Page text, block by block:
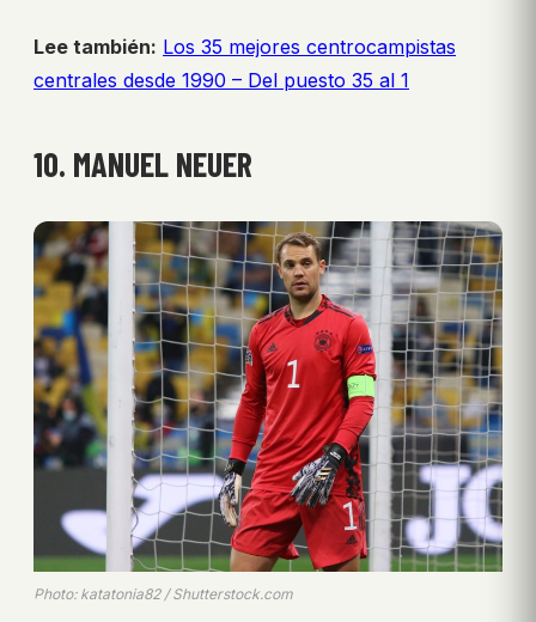
Lee también: Los 35 mejores centrocampistas
centrales desde 1990 – Del puesto 35 al 1
10. MANUEL NEUER
Photo: katatonia82 / Shutterstock.com